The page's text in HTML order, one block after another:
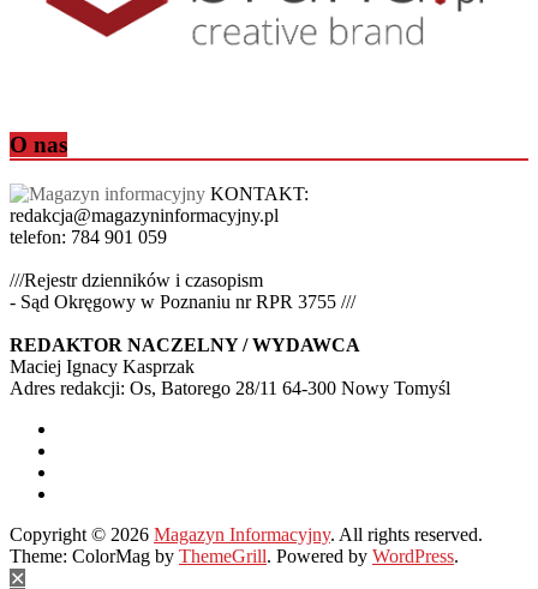
O nas
KONTAKT:
redakcja@magazyninformacyjny.pl
telefon: 784 901 059
///Rejestr dzienników i czasopism
- Sąd Okręgowy w Poznaniu nr RPR 3755 ///
REDAKTOR NACZELNY / WYDAWCA
Maciej Ignacy Kasprzak
Adres redakcji: Os, Batorego 28/11 64-300 Nowy Tomyśl
Copyright © 2026 Magazyn Informacyjny. All rights reserved.
Theme: ColorMag by ThemeGrill. Powered by WordPress.
✕